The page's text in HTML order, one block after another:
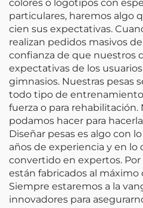
colores o logotipos con
particulares, haremos algo
cien sus expectativas.
realizan pedidos masivos
confianza de que nuestros
expectativas de los
gimnasios. Nuestras pesas
todo tipo de
fuerza o para
podamos hacer para
Diseñar pesas es algo con
años de experiencia y en lo
convertido en expertos.
están fabricados al máximo
Siempre estaremos a la
innovadores para